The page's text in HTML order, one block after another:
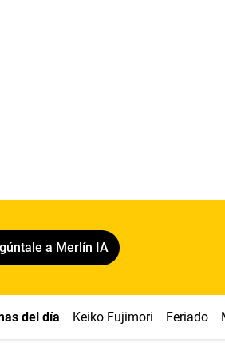
a Merlín IA
del día Keiko Fujimori Feriado